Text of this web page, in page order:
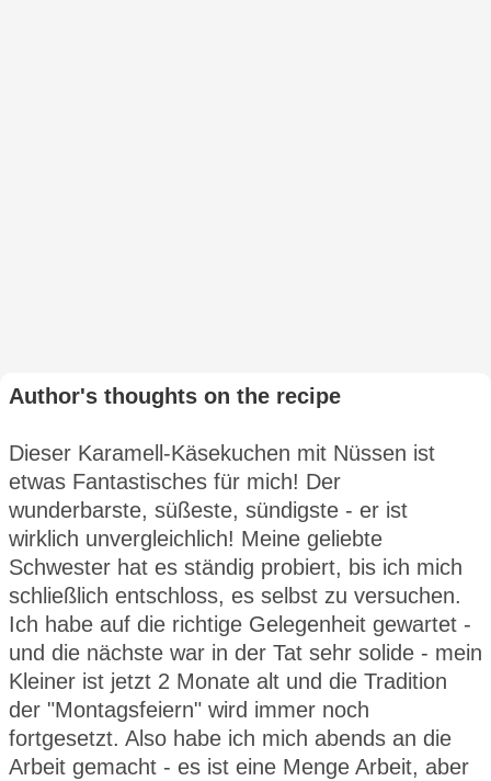
Author's thoughts on the recipe
Dieser Karamell-Käsekuchen mit Nüssen ist
etwas Fantastisches für mich! Der
wunderbarste, süßeste, sündigste - er ist
wirklich unvergleichlich! Meine geliebte
Schwester hat es ständig probiert, bis ich mich
schließlich entschloss, es selbst zu versuchen.
Ich habe auf die richtige Gelegenheit gewartet -
und die nächste war in der Tat sehr solide - mein
Kleiner ist jetzt 2 Monate alt und die Tradition
der "Montagsfeiern" wird immer noch
fortgesetzt. Also habe ich mich abends an die
Arbeit gemacht - es ist eine Menge Arbeit, aber